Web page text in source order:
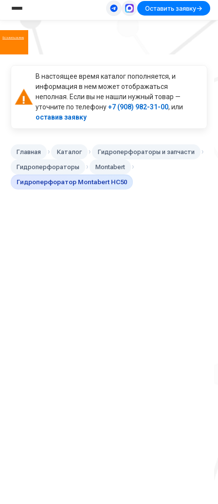
Оставить заявку
Оставить заявку
В настоящее время каталог пополняется, и
информация в нем может отображаться
неполная. Если вы не нашли нужный товар —
уточните по телефону+7 (908) 982-31-00, или
оставив заявку
Главная › Каталог › Гидроперфораторы и запчасти ›
Гидроперфораторы › Montabert ›
Гидроперфоратор Montabert HC50